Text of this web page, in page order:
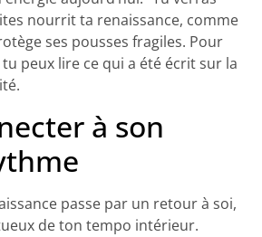
nourrit ta renaissance, comme
ses pousses fragiles. Pour
peux lire ce qui a été écrit sur la
à son
passe par un retour à soi,
de ton tempo intérieur.